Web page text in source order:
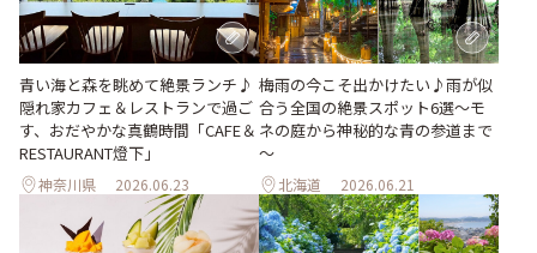
青い海と森を眺めて絶景ランチ♪
隠れ家カフェ＆レストランで過ご
す、おだやかな真鶴時間「CAFE＆
RESTAURANT燈下」
神奈川県 2026.06.23
梅雨の今こそ出かけたい♪雨が似
合う全国の絶景スポット6選～モ
ネの庭から神秘的な青の参道まで
～
北海道 2026.06.21